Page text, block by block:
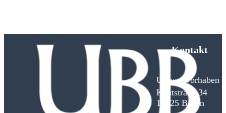
Kontakt
Umweltvorhaben
Kantstraße 34
10625 Berlin